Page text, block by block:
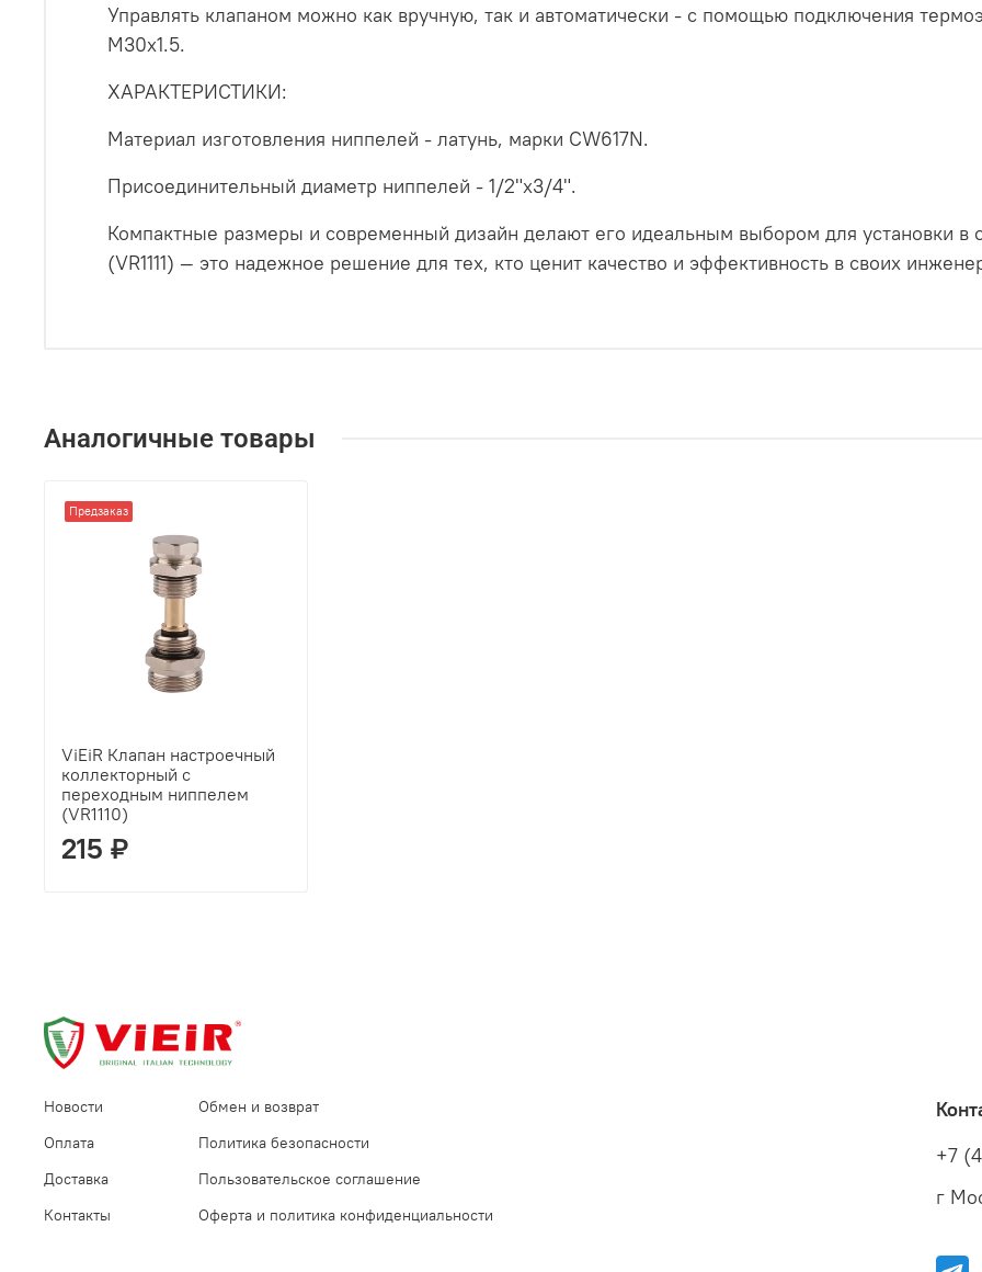
Управлять клапаном можно как вручную, так и автоматически - с помощью подключения
М30х1.5.
ХАРАКТЕРИСТИКИ:
Материал изготовления ниппелей - латунь, марки CW617N.
Присоединительный диаметр ниппелей - 1/2"x3/4".
Компактные размеры и современный дизайн делают его идеальным выбором для установки в
(VR1111) — это надежное решение для тех, кто ценит качество и эффективность в своих
Аналогичные товары
Предзаказ
ViEiR Клапан настроечный
коллекторный с
переходным ниппелем
(VR1110)
215 ₽
Новости
Оплата
Доставка
Контакты
Обмен и возврат
Политика безопасности
Пользовательское соглашение
Оферта и политика конфиденциальности
+7
г